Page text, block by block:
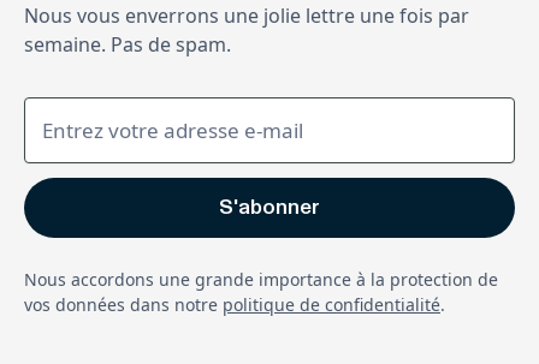
Nous vous enverrons une jolie lettre une fois par
semaine. Pas de spam.
Nous accordons une grande importance à la protection de
vos données dans notre politique de confidentialité.